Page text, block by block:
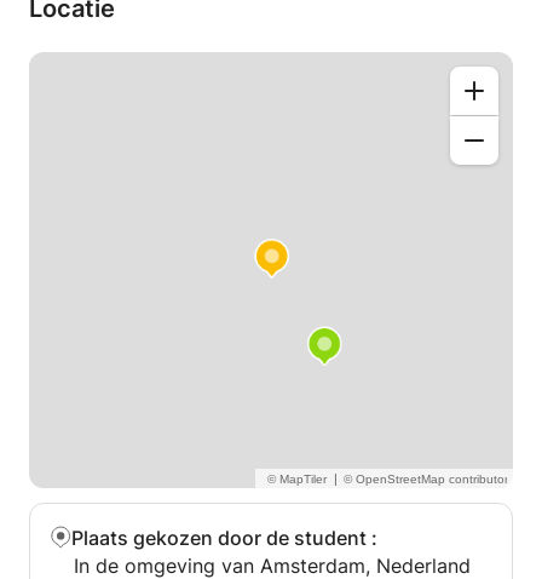
Locatie
|
Plaats gekozen door de student :
In de omgeving van Amsterdam, Nederland